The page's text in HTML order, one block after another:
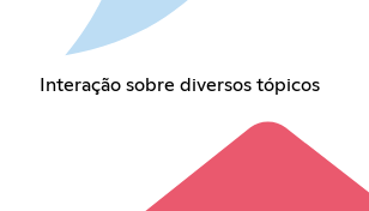
Interação sobre diversos tópicos